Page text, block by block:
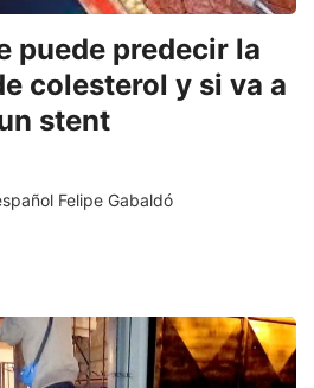
puede predecir la
colesterol y si va a
stent
Felipe Gabaldó